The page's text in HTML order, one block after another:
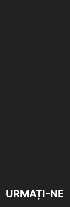
URMAȚI-NE